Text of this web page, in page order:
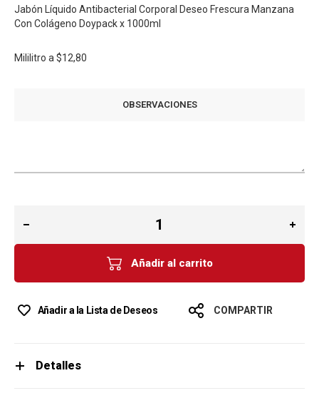
Jabón Líquido Antibacterial Corporal Deseo Frescura Manzana
Con Colágeno Doypack x 1000ml
Mililitro a $12,80
OBSERVACIONES
Añadir al carrito
Añadir a la Lista de Deseos COMPARTIR
Detalles